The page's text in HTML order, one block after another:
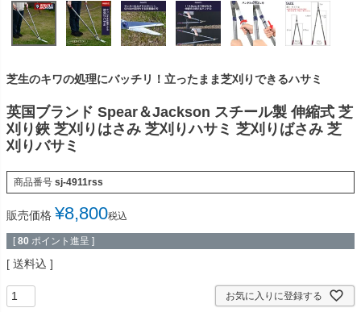
芝生のキワの処理にバッチリ！立ったまま芝刈りできるハサミ
英国ブランド Spear＆Jackson スチール製 伸縮式 芝
刈り鋏 芝刈りはさみ 芝刈りハサミ 芝刈りばさみ 芝
刈りバサミ
商品番号 sj-4911rss
販売価格 ¥8,800税込
[ 80 ポイント進呈 ]
送料込
お気に入りに登録する